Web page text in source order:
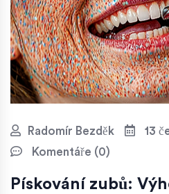
Radomír Bezděk
13
Komentáře (0)
Pískování zubů: